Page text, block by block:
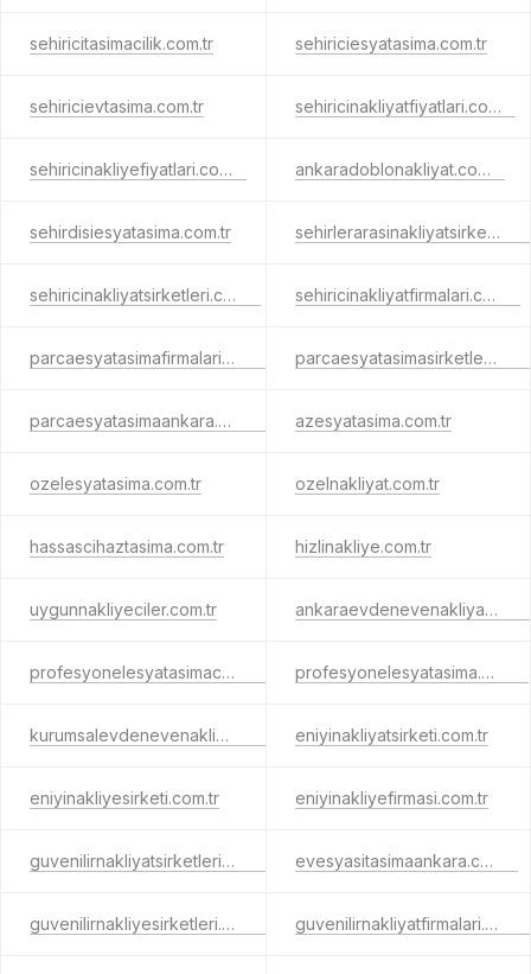
sehiricitasimacilik.com.tr sehiriciesyatasima.com.tr
sehiricievtasima.com.tr sehiricinakliyatfiyatlari.com.tr
sehiricinakliyefiyatlari.com.tr ankaradoblonakliyat.com.tr
sehirdisiesyatasima.com.tr sehirlerarasinakliyatsirketleri.com.tr
sehiricinakliyatsirketleri.com.tr sehiricinakliyatfirmalari.com.tr
parcaesyatasimafirmalari.com.tr parcaesyatasimasirketleri.com.tr
parcaesyatasimaankara.com.tr azesyatasima.com.tr
ozelesyatasima.com.tr ozelnakliyat.com.tr
hassascihaztasima.com.tr hizlinakliye.com.tr
uygunnakliyeciler.com.tr ankaraevdenevenakliyatnekadar.com.tr
profesyonelesyatasimaciligi.com.tr profesyonelesyatasima.com.tr
kurumsalevdenevenakliyatfirmalari.com.tr eniyinakliyatsirketi.com.tr
eniyinakliyesirketi.com.tr eniyinakliyefirmasi.com.tr
guvenilirnakliyatsirketleri.com.tr evesyasitasimaankara.com.tr
guvenilirnakliyesirketleri.com.tr guvenilirnakliyatfirmalari.com.tr